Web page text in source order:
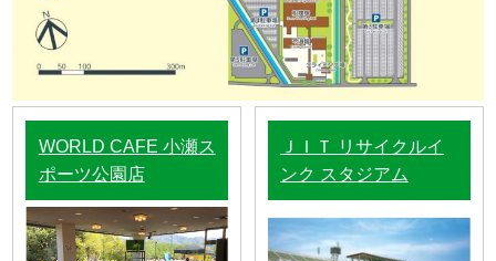
WORLD CAFE 小瀬ス
ポーツ公園店
ＪＩＴ リサイクルイ
ンク スタジアム